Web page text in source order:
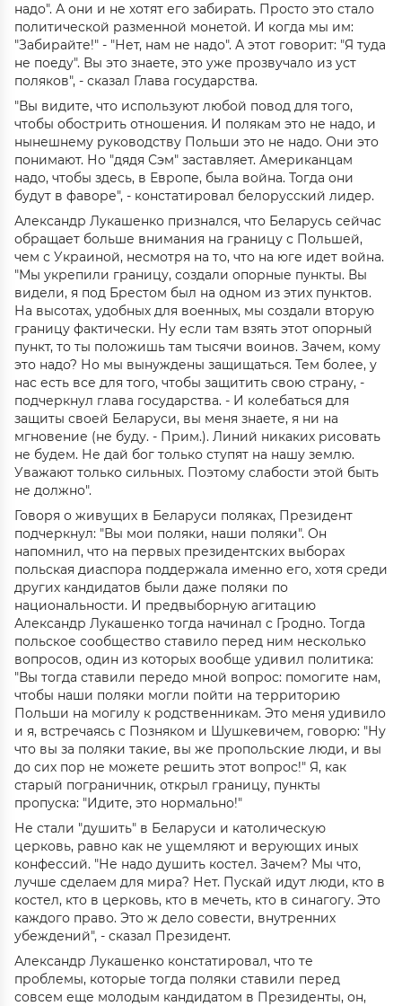
надо". А они и не хотят его забирать. Просто это стало
политической разменной монетой. И когда мы им:
"Забирайте!" - "Нет, нам не надо". А этот говорит: "Я туда
не поеду". Вы это знаете, это уже прозвучало из уст
поляков", - сказал Глава государства.
"Вы видите, что используют любой повод для того,
чтобы обострить отношения. И полякам это не надо, и
нынешнему руководству Польши это не надо. Они это
понимают. Но "дядя Сэм" заставляет. Американцам
надо, чтобы здесь, в Европе, была война. Тогда они
будут в фаворе", - констатировал белорусский лидер.
Александр Лукашенко признался, что Беларусь сейчас
обращает больше внимания на границу с Польшей,
чем с Украиной, несмотря на то, что на юге идет война.
"Мы укрепили границу, создали опорные пункты. Вы
видели, я под Брестом был на одном из этих пунктов.
На высотах, удобных для военных, мы создали вторую
границу фактически. Ну если там взять этот опорный
пункт, то ты положишь там тысячи воинов. Зачем, кому
это надо? Но мы вынуждены защищаться. Тем более, у
нас есть все для того, чтобы защитить свою страну, -
подчеркнул глава государства. - И колебаться для
защиты своей Беларуси, вы меня знаете, я ни на
мгновение (не буду. - Прим.). Линий никаких рисовать
не будем. Не дай бог только ступят на нашу землю.
Уважают только сильных. Поэтому слабости этой быть
не должно".
Говоря о живущих в Беларуси поляках, Президент
подчеркнул: "Вы мои поляки, наши поляки". Он
напомнил, что на первых президентских выборах
польская диаспора поддержала именно его, хотя среди
других кандидатов были даже поляки по
национальности. И предвыборную агитацию
Александр Лукашенко тогда начинал с Гродно. Тогда
польское сообщество ставило перед ним несколько
вопросов, один из которых вообще удивил политика:
"Вы тогда ставили передо мной вопрос: помогите нам,
чтобы наши поляки могли пойти на территорию
Польши на могилу к родственникам. Это меня удивило
и я, встречаясь с Позняком и Шушкевичем, говорю: "Ну
что вы за поляки такие, вы же пропольские люди, и вы
до сих пор не можете решить этот вопрос!" Я, как
старый пограничник, открыл границу, пункты
пропуска: "Идите, это нормально!"
Не стали "душить" в Беларуси и католическую
церковь, равно как не ущемляют и верующих иных
конфессий. "Не надо душить костел. Зачем? Мы что,
лучше сделаем для мира? Нет. Пускай идут люди, кто в
костел, кто в церковь, кто в мечеть, кто в синагогу. Это
каждого право. Это ж дело совести, внутренних
убеждений", - сказал Президент.
Александр Лукашенко констатировал, что те
проблемы, которые тогда поляки ставили перед
совсем еще молодым кандидатом в Президенты, он,